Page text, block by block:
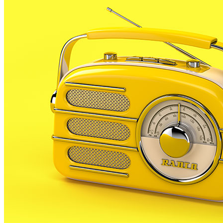
operació en un principi. Un cost que s’ha vist
Es calcula que PLF haurà d’aportar entre 14 i 15 mil €
Un cop signat PLF passarà a tenir un nou mitjà
La signatura del conveni, que es celebrarà a Calella,
Pineda, Sta. Susanna i St Cebrià.
A més, avui també es parlarà del pressupost del
Amb l’adhesió d’aquests municipis i la propera
comptarà amb les principals poblacions de l’Alt
A partir d’ara no et perdis res. Rep